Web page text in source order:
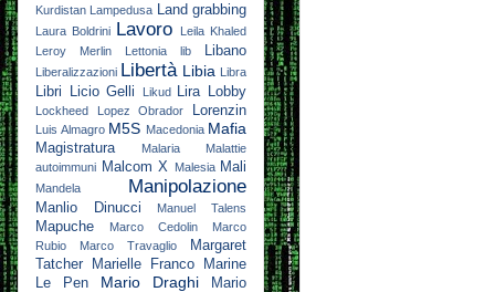
Kurdistan Lampedusa Land grabbing
Laura Boldrini Lavoro
Leila Khaled
Leroy Merlin
Lettonia lib Libano
Liberalizzazioni Libertà Libia Libra
Libri Licio Gelli Likud Lira Lobby
Lockheed Lopez Obrador Lorenzin
Luis Almagro M5S Macedonia Mafia
Magistratura Malaria
Malattie
autoimmuni Malcom X Malesia Mali
Mandela Manipolazione
Manlio Dinucci Manuel Talens
Mapuche Marco Cedolin
Marco
Rubio
Marco Travaglio
Margaret
Tatcher
Marielle Franco
Marine
Le Pen
Mario Draghi
Mario